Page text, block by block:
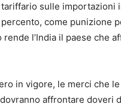
sulle importazioni
come punizione
l’India il paese che
in vigore, le merci che
affrontare doveri